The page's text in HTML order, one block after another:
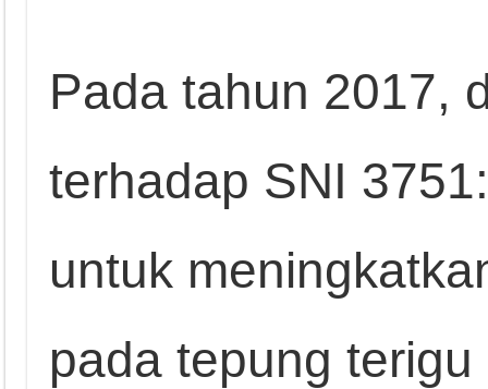
Pada tahun 2017,
terhadap SNI
untuk
pada tepung